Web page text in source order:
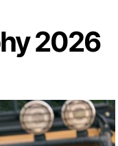
2026